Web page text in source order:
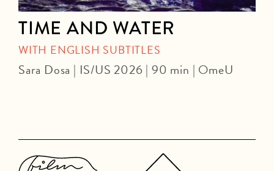
TIME AND WATER
WITH ENGLISH SUBTITLES
Sara Dosa | IS/US 2026 | 90 min | OmeU